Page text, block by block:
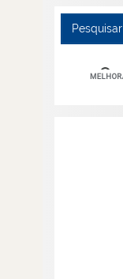
Pesquisar